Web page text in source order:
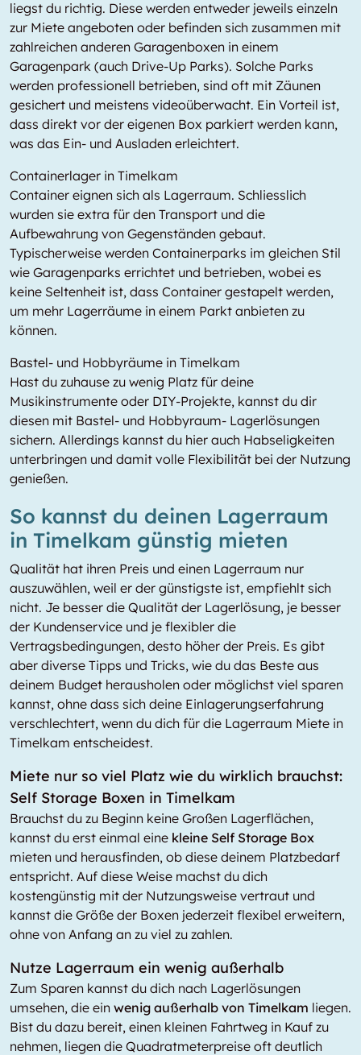
liegst du richtig. Diese werden entweder jeweils einzeln
zur Miete angeboten oder befinden sich zusammen mit
zahlreichen anderen Garagenboxen in einem
Garagenpark (auch Drive-Up Parks). Solche Parks
werden professionell betrieben, sind oft mit Zäunen
gesichert und meistens videoüberwacht. Ein Vorteil ist,
dass direkt vor der eigenen Box parkiert werden kann,
was das Ein- und Ausladen erleichtert.
Containerlager in Timelkam
Container eignen sich als Lagerraum. Schliesslich
wurden sie extra für den Transport und die
Aufbewahrung von Gegenständen gebaut.
Typischerweise werden Containerparks im gleichen Stil
wie Garagenparks errichtet und betrieben, wobei es
keine Seltenheit ist, dass Container gestapelt werden,
um mehr Lagerräume in einem Parkt anbieten zu
können.
Bastel- und Hobbyräume in Timelkam
Hast du zuhause zu wenig Platz für deine
Musikinstrumente oder DIY-Projekte, kannst du dir
diesen mit Bastel- und Hobbyraum- Lagerlösungen
sichern. Allerdings kannst du hier auch Habseligkeiten
unterbringen und damit volle Flexibilität bei der Nutzung
genießen.
So kannst du deinen Lagerraum
in Timelkam günstig mieten
Qualität hat ihren Preis und einen Lagerraum nur
auszuwählen, weil er der günstigste ist, empfiehlt sich
nicht. Je besser die Qualität der Lagerlösung, je besser
der Kundenservice und je flexibler die
Vertragsbedingungen, desto höher der Preis. Es gibt
aber diverse Tipps und Tricks, wie du das Beste aus
deinem Budget herausholen oder möglichst viel sparen
kannst, ohne dass sich deine Einlagerungserfahrung
verschlechtert, wenn du dich für die Lagerraum Miete in
Timelkam entscheidest.
Miete nur so viel Platz wie du wirklich brauchst:
Self Storage Boxen in Timelkam
Brauchst du zu Beginn keine Großen Lagerflächen,
kannst du erst einmal eine kleine Self Storage Box
mieten und herausfinden, ob diese deinem Platzbedarf
entspricht. Auf diese Weise machst du dich
kostengünstig mit der Nutzungsweise vertraut und
kannst die Größe der Boxen jederzeit flexibel erweitern,
ohne von Anfang an zu viel zu zahlen.
Nutze Lagerraum ein wenig außerhalb
Zum Sparen kannst du dich nach Lagerlösungen
umsehen, die ein wenig außerhalb von Timelkam liegen.
Bist du dazu bereit, einen kleinen Fahrtweg in Kauf zu
nehmen, liegen die Quadratmeterpreise oft deutlich